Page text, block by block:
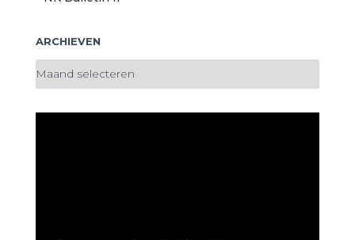
ARCHIEVEN
A